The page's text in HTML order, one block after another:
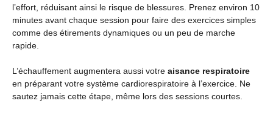
l’effort, réduisant ainsi le risque de blessures. Prenez environ 10
minutes avant chaque session pour faire des exercices simples
comme des étirements dynamiques ou un peu de marche
rapide.
L’échauffement augmentera aussi votre aisance respiratoire
en préparant votre système cardiorespiratoire à l’exercice. Ne
sautez jamais cette étape, même lors des sessions courtes.